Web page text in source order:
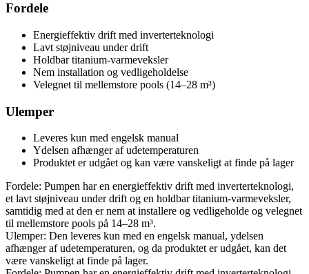
Fordele
Energieffektiv drift med inverterteknologi
Lavt støjniveau under drift
Holdbar titanium-varmeveksler
Nem installation og vedligeholdelse
Velegnet til mellemstore pools (14–28 m³)
Ulemper
Leveres kun med engelsk manual
Ydelsen afhænger af udetemperaturen
Produktet er udgået og kan være vanskeligt at finde på lager
Fordele: Pumpen har en energieffektiv drift med inverterteknologi,
et lavt støjniveau under drift og en holdbar titanium-varmeveksler,
samtidig med at den er nem at installere og vedligeholde og velegnet
til mellemstore pools på 14–28 m³.
Ulemper: Den leveres kun med en engelsk manual, ydelsen
afhænger af udetemperaturen, og da produktet er udgået, kan det
være vanskeligt at finde på lager.